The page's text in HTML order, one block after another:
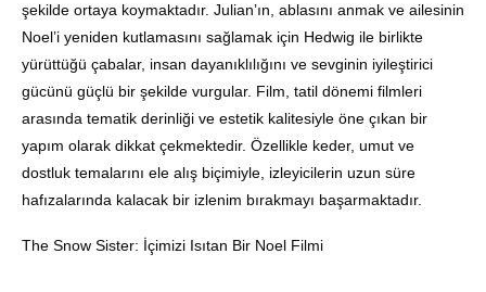
şekilde ortaya koymaktadır. Julian’ın, ablasını anmak ve ailesinin
Noel’i yeniden kutlamasını sağlamak için Hedwig ile birlikte
yürüttüğü çabalar, insan dayanıklılığını ve sevginin iyileştirici
gücünü güçlü bir şekilde vurgular. Film, tatil dönemi filmleri
arasında tematik derinliği ve estetik kalitesiyle öne çıkan bir
yapım olarak dikkat çekmektedir. Özellikle keder, umut ve
dostluk temalarını ele alış biçimiyle, izleyicilerin uzun süre
hafızalarında kalacak bir izlenim bırakmayı başarmaktadır.
The Snow Sister: İçimizi Isıtan Bir Noel Filmi